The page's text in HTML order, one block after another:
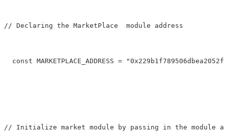
// Declaring the MarketPlace  module address
  const MARKETPLACE_ADDRESS
=
// Initialize market module by passing in the module